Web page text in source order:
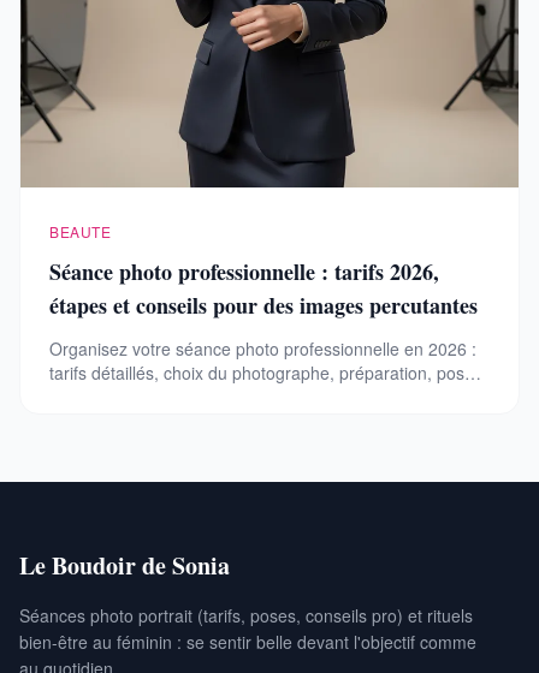
BEAUTE
Séance photo professionnelle : tarifs 2026,
étapes et conseils pour des images percutantes
Organisez votre séance photo professionnelle en 2026 :
tarifs détaillés, choix du photographe, préparation, poses
Le Boudoir de Sonia
Séances photo portrait (tarifs, poses, conseils pro) et rituels
bien-être au féminin : se sentir belle devant l'objectif comme
au quotidien.